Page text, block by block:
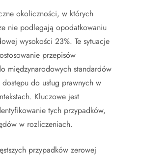
okoliczności, w których
nie podlegają opodatkowaniu
wysokości 23%. Te sytuacje
przepisów
międzynarodowych standardów
dostępu do usług prawnych w
Kluczowe jest
tych przypadków,
w rozliczeniach.
przypadków zerowej